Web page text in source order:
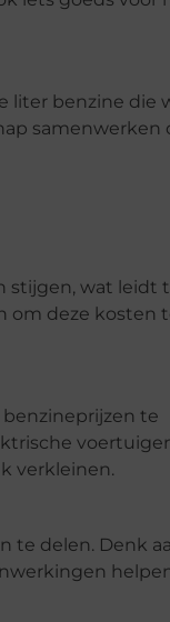
liter benzine die
samenwerken
stijgen, wat leidt
om deze kosten
te
verkleinen.
te delen. Denk